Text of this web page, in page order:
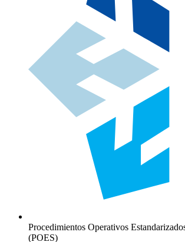
Procedimientos Operativos
(POES)